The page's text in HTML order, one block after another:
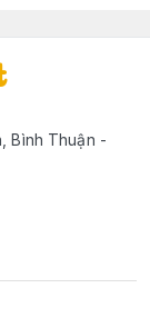
Bình Thuận -